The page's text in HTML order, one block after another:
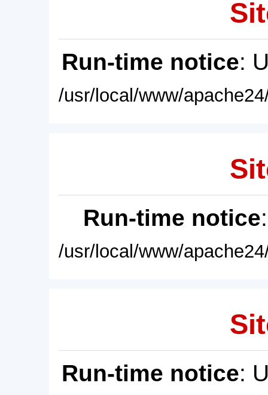
Run-time notice:
/usr/local/www/
Run-time notice
/usr/local/www/
Run-time notice: